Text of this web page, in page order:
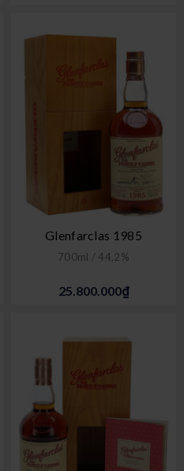
Glenfarclas 1985
700ml / 44,2%
25.800.000₫